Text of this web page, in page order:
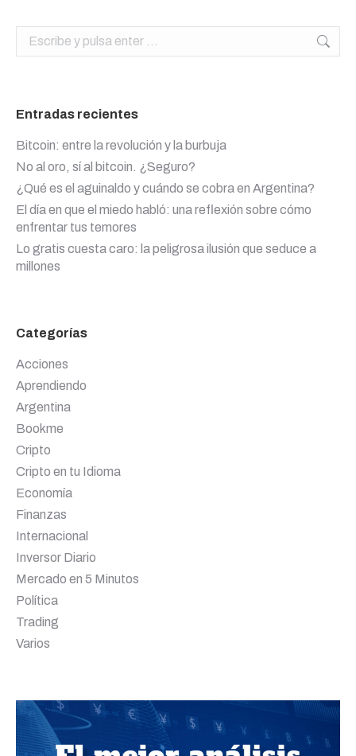
Buscar:
Entradas recientes
Bitcoin: entre la revolución y la burbuja
No al oro, sí al bitcoin. ¿Seguro?
¿Qué es el aguinaldo y cuándo se cobra en Argentina?
El día en que el miedo habló: una reflexión sobre cómo
enfrentar tus temores
Lo gratis cuesta caro: la peligrosa ilusión que seduce a
millones
Categorías
Acciones
Aprendiendo
Argentina
Bookme
Cripto
Cripto en tu Idioma
Economía
Finanzas
Internacional
Inversor Diario
Mercado en 5 Minutos
Política
Trading
Varios